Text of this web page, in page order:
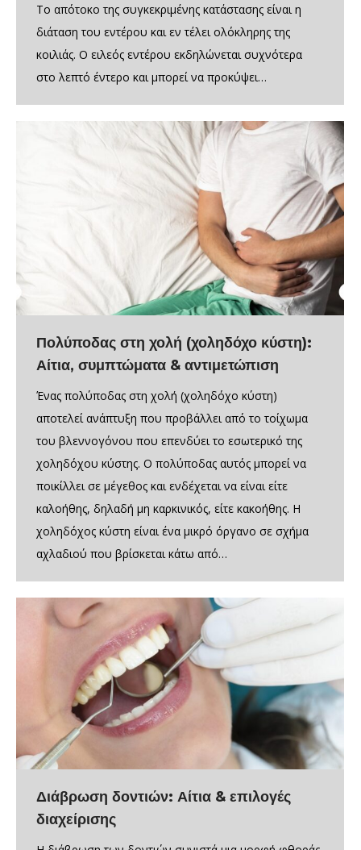
Το απότοκο της συγκεκριμένης κατάστασης είναι η
διάταση του εντέρου και εν τέλει ολόκληρης της
κοιλιάς. Ο ειλεός εντέρου εκδηλώνεται συχνότερα
στο λεπτό έντερο και μπορεί να προκύψει…
Πολύποδας στη χολή (χοληδόχο κύστη):
Αίτια, συμπτώματα & αντιμετώπιση
Ένας πολύποδας στη χολή (χοληδόχο κύστη)
αποτελεί ανάπτυξη που προβάλλει από το τοίχωμα
του βλεννογόνου που επενδύει το εσωτερικό της
χοληδόχου κύστης. Ο πολύποδας αυτός μπορεί να
ποικίλλει σε μέγεθος και ενδέχεται να είναι είτε
καλοήθης, δηλαδή μη καρκινικός, είτε κακοήθης. Η
χοληδόχος κύστη είναι ένα μικρό όργανο σε σχήμα
αχλαδιού που βρίσκεται κάτω από…
Διάβρωση δοντιών: Αίτια & επιλογές
διαχείρισης